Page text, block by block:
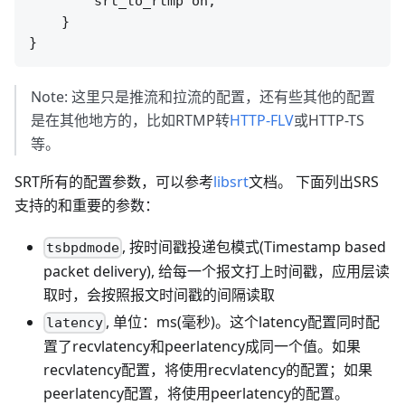
    }
Note: 这里只是推流和拉流的配置，还有些其他的配置
是在其他地方的，比如RTMP转HTTP-FLV或HTTP-TS
等。
SRT所有的配置参数，可以参考libsrt文档。 下面列出SRS
支持的和重要的参数：
tsbpdmode , 按时间戳投递包模式(Timestamp based
packet delivery), 给每一个报文打上时间戳，应用层读
取时，会按照报文时间戳的间隔读取
latency , 单位：ms(毫秒)。这个latency配置同时配
置了recvlatency和peerlatency成同一个值。如果
recvlatency配置，将使用recvlatency的配置；如果
peerlatency配置，将使用peerlatency的配置。